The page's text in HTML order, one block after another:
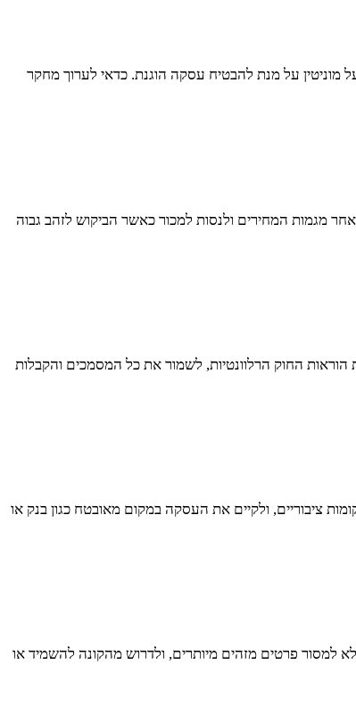
מוניטין על מנת להבטיח עסקה הוגנת. כדאי לערוך מחקר
מגמות המחירים ולנסות למכור כאשר הביקוש לזהב גבוה
בישראל למשל, רווח הון ממכירת זהב חייב במס בשיעור של 25% (נכון לשנת 2023). חשוב להכיר את הוראות החוק הרלוונטיות, לשמור את כל המסמכים והקבלות
ציבוריים, ולקיים את העסקה במקום מאובטח כגון בנק או
למסור פרטים מזהים מיותרים, ולדרוש מהקונה להשמיד או